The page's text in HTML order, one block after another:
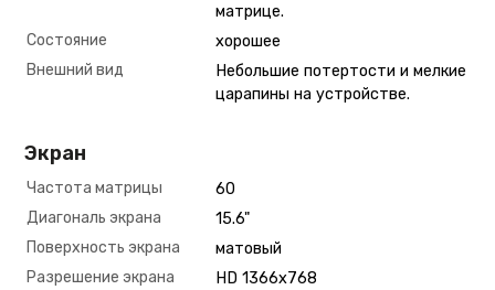
матрице.
Состояние
хорошее
Внешний вид
Небольшие потертости и мелкие
царапины на устройстве.
Экран
Частота матрицы
60
Диагональ экрана
15.6"
Поверхность экрана
матовый
Разрешение экрана
HD 1366х768